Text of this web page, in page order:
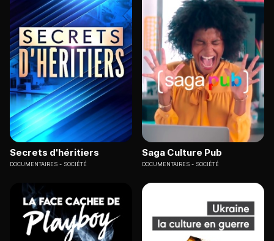
Secrets d'héritiers
DOCUMENTAIRES SOCIÉTÉ
Saga Culture Pub
DOCUMENTAIRES SOCIÉTÉ